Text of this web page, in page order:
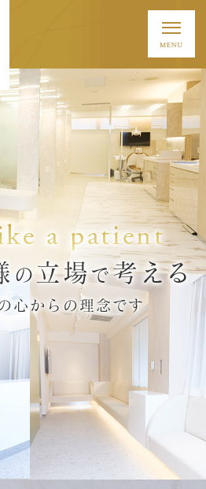
a patient
の 立場で考える
心からの理念です